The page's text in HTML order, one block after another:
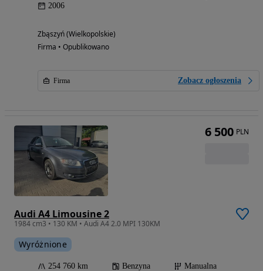
2006
Zbąszyń (Wielkopolskie)
Firma • Opublikowano
Firma Zobacz ogłoszenia
Audi A4 Limousine 2
1984 cm3 • 130 KM • Audi A4 2.0 MPI 130KM
Wyróżnione
254 760 km Benzyna
Manualna
6 500 PLN